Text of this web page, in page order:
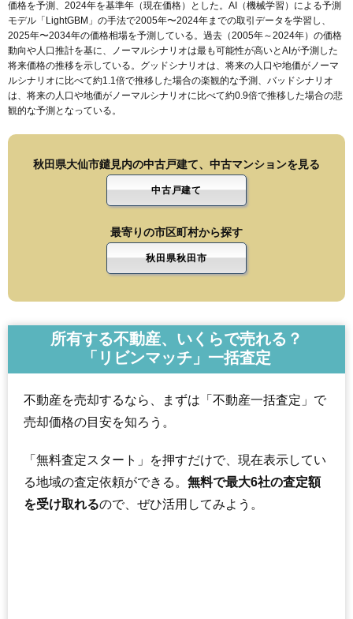
価格を予測、2024年を基準年（現在価格）とした。AI（機械学習）による予測
モデル「LightGBM」の手法で2005年〜2024年までの取引データを学習し、
2025年〜2034年の価格相場を予測している。過去（2005年～2024年）の価格
動向や人口推計を基に、ノーマルシナリオは最も可能性が高いとAIが予測した
将来価格の推移を示している。グッドシナリオは、将来の人口や地価がノーマ
ルシナリオに比べて約1.1倍で推移した場合の楽観的な予測、バッドシナリオ
は、将来の人口や地価がノーマルシナリオに比べて約0.9倍で推移した場合の悲
観的な予測となっている。
秋田県大仙市鑓見内の中古戸建て、中古マンションを見る
中古戸建て
最寄りの市区町村から探す
秋田県秋田市
所有する不動産、いくらで売れる？
「リビンマッチ」一括査定
不動産を売却するなら、まずは「不動産一括査定」で
売却価格の目安を知ろう。
「無料査定スタート」を押すだけで、現在表示してい
る地域の査定依頼ができる。 無料で最大6社の査定額
を受け取れるので、ぜひ活用してみよう。